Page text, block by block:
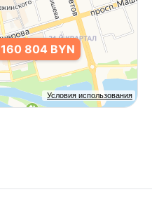
Условия использования
160 804 BYN